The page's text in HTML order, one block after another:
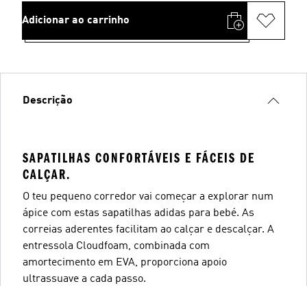
Adicionar ao carrinho
Descrição
SAPATILHAS CONFORTÁVEIS E FÁCEIS DE
CALÇAR.
O teu pequeno corredor vai começar a explorar num
ápice com estas sapatilhas adidas para bebé. As
correias aderentes facilitam ao calçar e descalçar. A
entressola Cloudfoam, combinada com
amortecimento em EVA, proporciona apoio
ultrassuave a cada passo.